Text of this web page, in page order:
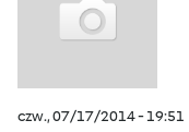
czw., 07/17/2014 - 19:51